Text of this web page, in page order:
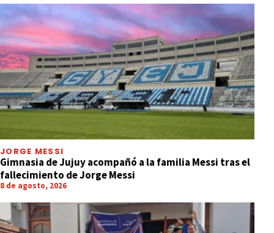
JORGE MESSI
Gimnasia de Jujuy acompañó a la familia Messi tras el
fallecimiento de Jorge Messi
8 de agosto, 2026